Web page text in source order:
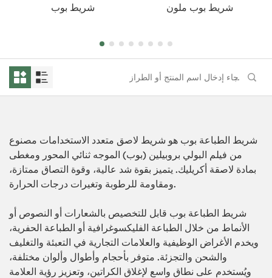
شريط بوب شريط بوب ملون
شريط الطباعة بوب هو شريط لاصق متعدد الاستخدامات مصنوع
من فيلم البولي بروبيلين (بوب) الموجه ثنائي المحور ومغطى
بمادة لاصقة أكريليك. يتميز بقوة شد عالية، وقوة التصاق ممتازة،
ومقاومة للرطوبة وتغيرات درجات الحرارة.
شريط الطباعة بوب قابل للتخصيص بالشعارات أو النصوص أو
الأنماط من خلال الطباعة الفليكسوغرافية أو الطباعة الحفرية،
ويخدم الأغراض الوظيفية والعلامات التجارية في التعبئة والتغليف
والشحن والتجزئة. متوفر بأحجام وأطوال وألوان مختلفة،
ويُستخدم على نطاق واسع لإغلاق الكراتين، وتعزيز رؤية العلامة